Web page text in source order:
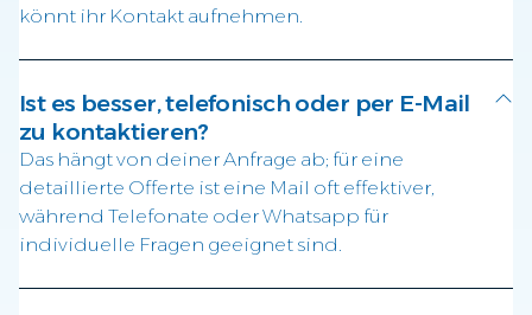
könnt ihr Kontakt aufnehmen.
Ist es besser, telefonisch oder per E-Mail
zu kontaktieren?
Das hängt von deiner Anfrage ab; für eine
detaillierte Offerte ist eine Mail oft effektiver,
während Telefonate oder Whatsapp für
individuelle Fragen geeignet sind.